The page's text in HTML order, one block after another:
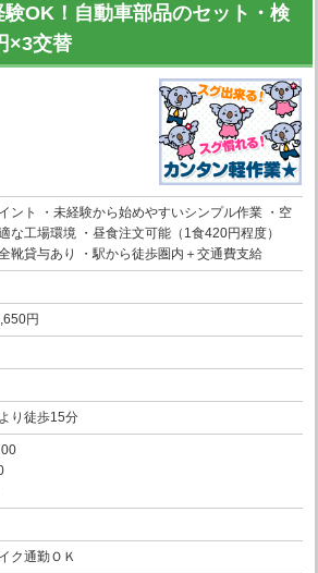
験OK！自動車部品のセット・検
×3交替
ント ・未経験から始めやすいシンプル作業 ・空
な工場環境 ・昼食注文可能（1食420円程度）
靴貸与あり ・駅から徒歩圏内＋交通費支給
円
り徒歩15分
ク通勤ＯＫ